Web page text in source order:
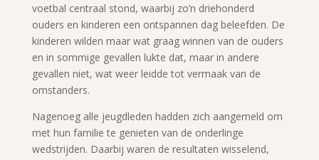
voetbal centraal stond, waarbij zo’n driehonderd
ouders en kinderen een ontspannen dag beleefden. De
kinderen wilden maar wat graag winnen van de ouders
en in sommige gevallen lukte dat, maar in andere
gevallen niet, wat weer leidde tot vermaak van de
omstanders.
Nagenoeg alle jeugdleden hadden zich aangemeld om
met hun familie te genieten van de onderlinge
wedstrijden. Daarbij waren de resultaten wisselend,